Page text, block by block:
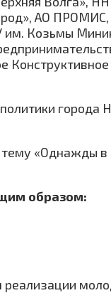
АО
им. Козьмы
«Однажды
образом: